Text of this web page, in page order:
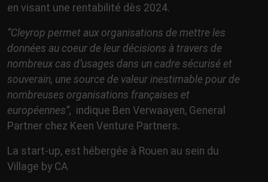
en visant une rentabilité dès 2024.
“Cleyrop permet aux organisations de mettre les
données au coeur de leur décisions à travers de
nombreux cas d’usages dans un cadre sécurisé et
souverain, une source de valeur inestimable pour de
nombreuses organisations françaises et
européennes”, indique Ben Verwaayen, General
Partner chez Keen Venture Partners.
La start-up, est hébergée à Rouen au sein du
Village by CA